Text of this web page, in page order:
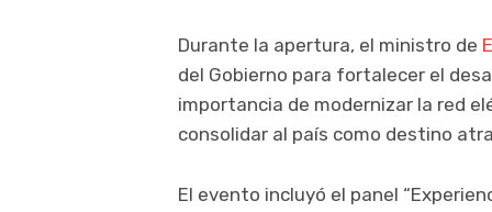
Durante la apertura, el ministro de
del Gobierno para fortalecer el
importancia de modernizar la red
consolidar al país como destino
El evento incluyó el panel